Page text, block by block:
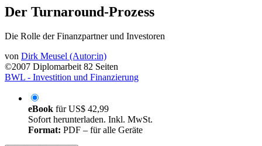
Der Turnaround-Prozess
Die Rolle der Finanzpartner und Investoren
von Dirk Meusel (Autor:in)
©2007 Diplomarbeit 82 Seiten
BWL - Investition und Finanzierung
eBook fürUS$ 42,99
Sofort herunterladen. Inkl. MwSt.
Format: PDF – für alle Geräte